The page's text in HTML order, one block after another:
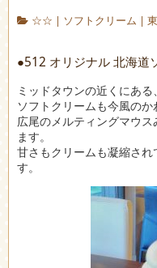
☆☆ | ソフトクリーム |
●512 オリジナル 北海
ミッドタウンの近くにある
ソフトクリームも今風のか
広尾のメルティングマウ
ます。
甘さもクリームも凝縮さ
す。